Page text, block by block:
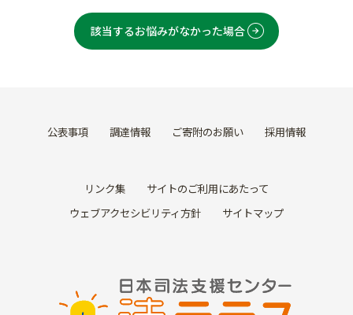
該当するお悩みがなかった場合
公表事項 調達情報 ご寄附のお願い 採用情報
リンク集
サイトのご利用にあたって
ウェブアクセシビリティ方針
サイトマップ